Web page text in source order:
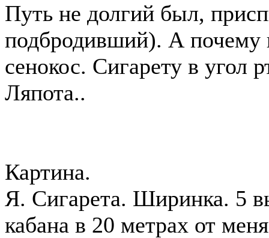
Путь не долгий был,
подбродивший). А почему
сенокос. Сигарету в угол
Ляпота..
Картина.
Я. Сигарета. Ширинка. 5
кабана в 20 метрах от